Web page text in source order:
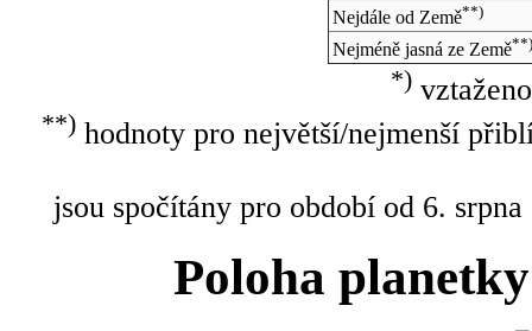
Nejdále od Země**)
Nejméně jasná ze Země**)
*)
**)hodnoty pro největší/nejmenší
jsou spočítány pro období od 6.
Poloha